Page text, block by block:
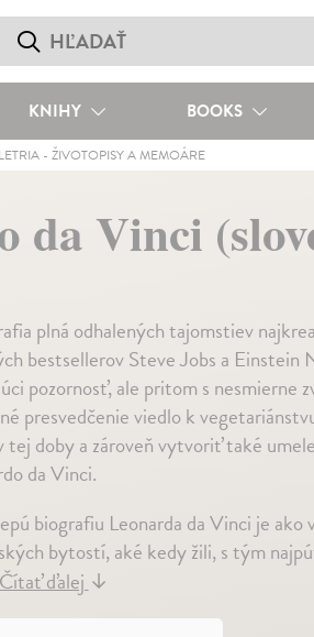
KNIHY BOOKS
- ŽIVOTOPISY A MEMOÁRE
da Vinci
plná odhalených tajomstiev
bestsellerov Steve Jobs a Einstein
pozornosť, ale pritom s
presvedčenie viedlo k
tej doby a zároveň vytvoriť také
da Vinci.
biografiu Leonarda da Vinci je ako
bytostí, aké kedy žili, s tým
ďalej↓